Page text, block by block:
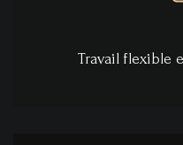
Travail flexible